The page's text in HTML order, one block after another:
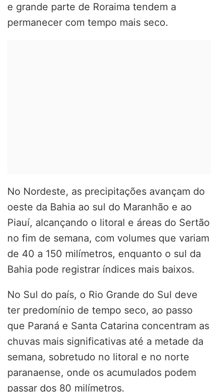
e grande parte de Roraima tendem a
permanecer com tempo mais seco.
No Nordeste, as precipitações avançam do
oeste da Bahia ao sul do Maranhão e ao
Piauí, alcançando o litoral e áreas do Sertão
no fim de semana, com volumes que variam
de 40 a 150 milímetros, enquanto o sul da
Bahia pode registrar índices mais baixos.
No Sul do país, o Rio Grande do Sul deve
ter predomínio de tempo seco, ao passo
que Paraná e Santa Catarina concentram as
chuvas mais significativas até a metade da
semana, sobretudo no litoral e no norte
paranaense, onde os acumulados podem
passar dos 80 milímetros.